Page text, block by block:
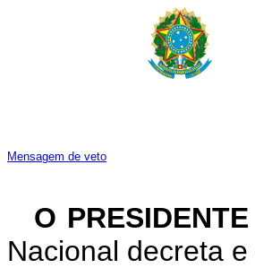
Mensagem de veto
O
Nacional decreta